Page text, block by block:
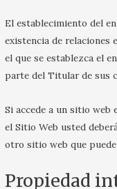
El establecimiento del
existencia de
el que se establezca el
parte del Titular de sus
Si accede a un sitio web
el Sitio Web usted
otro sitio web que
Propiedad